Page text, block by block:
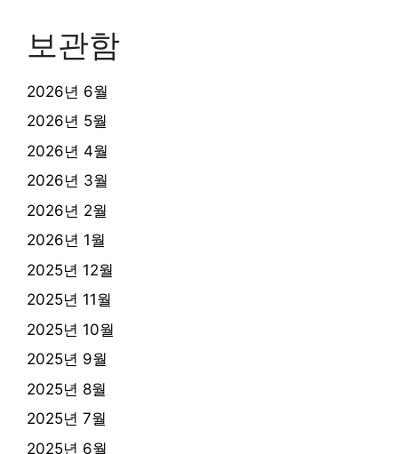
보관함
2026년 6월
2026년 5월
2026년 4월
2026년 3월
2026년 2월
2026년 1월
2025년 12월
2025년 11월
2025년 10월
2025년 9월
2025년 8월
2025년 7월
2025년 6월